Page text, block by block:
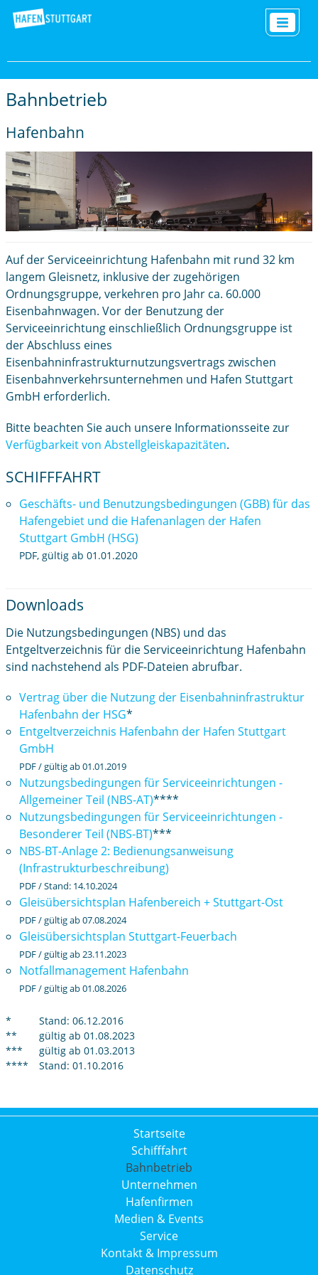
Bahnbetrieb
Hafenbahn
Auf der Serviceeinrichtung Hafenbahn mit rund 32 km
langem Gleisnetz, inklusive der zugehörigen
Ordnungsgruppe, verkehren pro Jahr ca. 60.000
Eisenbahnwagen. Vor der Benutzung der
Serviceeinrichtung einschließlich Ordnungsgruppe ist
der Abschluss eines
Eisenbahninfrastrukturnutzungsvertrags zwischen
Eisenbahnverkehrsunternehmen und Hafen Stuttgart
GmbH erforderlich.
Bitte beachten Sie auch unsere Informationsseite zur
Verfügbarkeit von Abstellgleiskapazitäten.
SCHIFFFAHRT
Geschäfts- und Benutzungsbedingungen (GBB) für das
Hafengebiet und die Hafenanlagen der Hafen
Stuttgart GmbH (HSG)
PDF, gültig ab 01.01.2020
Downloads
Die Nutzungsbedingungen (NBS) und das
Entgeltverzeichnis für die Serviceeinrichtung Hafenbahn
sind nachstehend als PDF-Dateien abrufbar.
Vertrag über die Nutzung der Eisenbahninfrastruktur
Hafenbahn der HSG*
Entgeltverzeichnis Hafenbahn der Hafen Stuttgart
GmbH
PDF / gültig ab 01.01.2019
Nutzungsbedingungen für Serviceeinrichtungen -
Allgemeiner Teil (NBS-AT)****
Nutzungsbedingungen für Serviceeinrichtungen -
Besonderer Teil (NBS-BT)***
NBS-BT-Anlage 2: Bedienungsanweisung
(Infrastrukturbeschreibung)
PDF / Stand: 14.10.2024
Gleisübersichtsplan Hafenbereich + Stuttgart-Ost
PDF / gültig ab 07.08.2024
Gleisübersichtsplan Stuttgart-Feuerbach
PDF / gültig ab 23.11.2023
Notfallmanagement Hafenbahn
PDF / gültig ab 01.08.2026
*
Stand: 06.12.2016
**
gültig ab 01.08.2023
***
gültig ab 01.03.2013
****
Stand: 01.10.2016
Startseite
Schifffahrt
Bahnbetrieb
Unternehmen
Hafenfirmen
Medien & Events
Service
Kontakt & Impressum
Datenschutz